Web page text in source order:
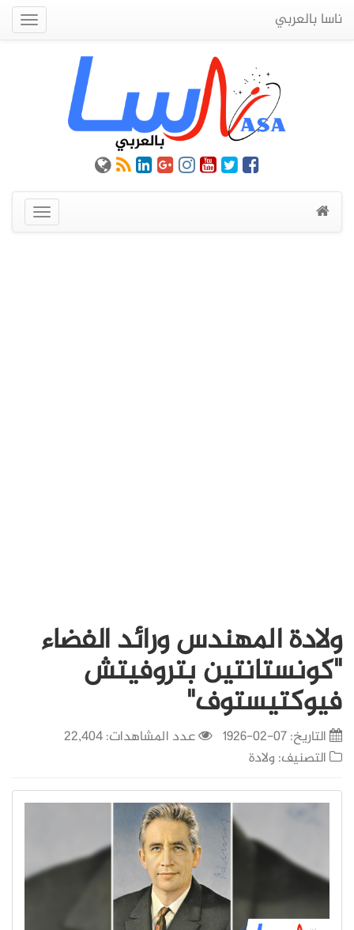
ناسا بالعربي
عرض
القائمة
ولادة المهندس ورائد الفضاء
"كونستانتين بتروفيتش
فيوكتيستوف"
التاريخ:07-02-1926
عدد المشاهدات: 22,404
التصنيف: ولادة